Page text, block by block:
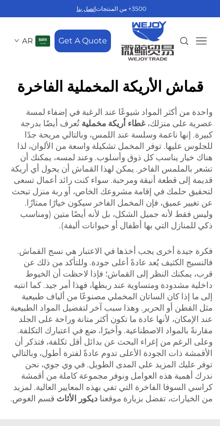
3500+ من المنتجات اتصل بنا
Get A Quote
AR
قماش الأريكة المخملية الفاخرة
واحدة من أكثر المواد شيوعًا عند الرغبة في إضفاء لمسة
عصرية على منزلك، غطاء أريكة مخملية تُعرف أيضًا بدرجة
كبيرة. إنها ناعمة وسلسة عند اللمس، وبالتالي مريحة جدًا
للجلوس عليها. توفر المخمل تشكيلة واسعة من الألوان، لذا
هناك خيار يناسب كل ذوق وأسلوب. وعند لمسه، يمكنك أن
تشعر بالملمس الفاخر. يمكن لهذا القماش أن يحول أي أريكة
قديمة إلى قطعة أنيقة ومرحبة. سواء كنت رائد أعمال تسعى
لتحقيق حلمك في إقامة مشروعك الخاص، أو ربة منزل تبحث
عن تغيير عميق، فإن المخمل الفاخر سيكون خيارًا ممتازًا.
وليس فقط لأنه جميل الشكل، بل لأنه أيضًا متين (ومناسب
ذكي للمنازل التي بها أطفال أو حيوانات أليفة).
فكرة جيدة أخرى يجب أخذها في الاعتبار هي نسج القماش.
فالنسيج الكثيف يُعد عادةً أعلى جودة. وللتأكد من ذلك عن
قرب، يمكنك النظر إلى القماش؛ فإذا لاحظت أن الخيوط
داخلية مشدودة ومتساوية عند ربطها، فهذا أمر جيد. كما انتبه
إلى ما إذا كان الساتان المخملي مصنوعًا من ألياف طبيعية
مثل القطن أو الحرير. وهذا سبب آخر لتفضيل المواد الطبيعية
عند الإمكان، لأنها عادة ما تكون أكثر متانة وراحة على الجلد
مقارنةً بالمواد الاصطناعية. وأخيرًا، ضع في اعتبارك التكلفة.
وعلى الرغم من إغراء البحث عن بدائل أقل تكلفة، فتذكر أن
الأقمشة ذات الجودة الأعلى تدوم عادةً لفترة أطول، وبالتالي
توفر عليك المزيد على المدى الطويل. في وي جوي، نحن
ندرك أهمية هذه العوامل ونوفر مجموعة كاملة من أقمشة
كراسي السوفا الفاخرة التي تفي بهذه المعايير العالية. لمزيد
من الخيارات، تفضل بزيارة موقعنا ديكور الأثاث قسم الغوص.